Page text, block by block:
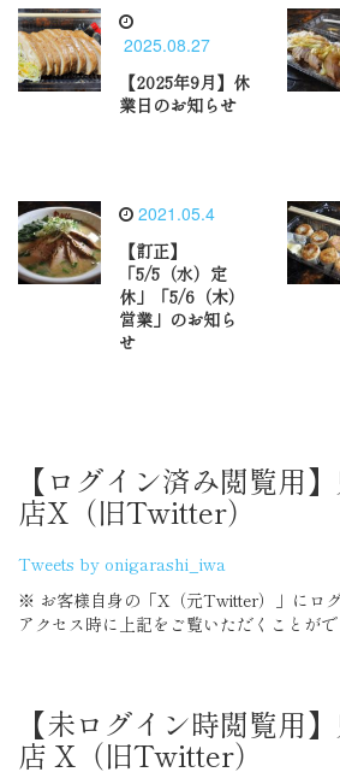
2025.08.27
【2025年9月】休
業日のお知らせ
2021.05.4
【訂正】
「5/5（水）定
休」「5/6（木）
営業」のお知ら
せ
【ログイン済み閲覧用
店X（旧Twitter）
Tweets by onigarashi_iwa
※ お客様自身の「X（元Twitter）」にロ
アクセス時に上記をご覧いただくことがで
【未ログイン時閲覧用
店 X（旧Twitter）